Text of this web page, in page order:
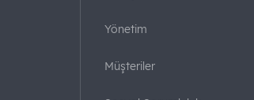
Yönetim
Müşteriler